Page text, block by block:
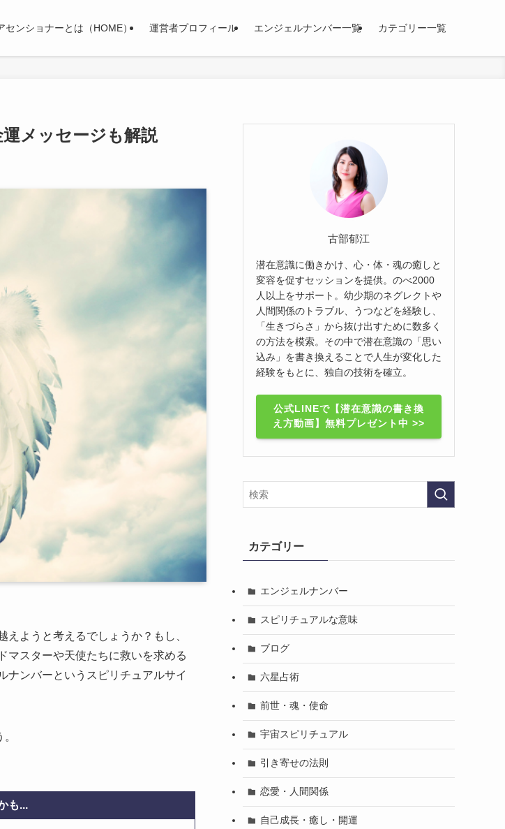
センショナーとは（HOME） 運営者プロフィール エンジェルナンバー一覧 カテゴリー一覧
メッセージも解説
ようと考えるでしょうか？もし、
マスターや天使たちに救いを求める
ナンバーというスピリチュアルサイ
も...
古部郁江
潜在意識に働きかけ、心・体・魂の癒しと
変容を促すセッションを提供。のべ2000
人以上をサポート。幼少期のネグレクトや
人間関係のトラブル、うつなどを経験し、
「生きづらさ」から抜け出すために数多く
の方法を模索。その中で潜在意識の「思い
込み」を書き換えることで人生が変化した
経験をもとに、独自の技術を確立。
公式LINEで【潜在意識の書き換
え方動画】無料プレゼント中 >>
カテゴリー
エンジェルナンバー
スピリチュアルな意味
ブログ
六星占術
前世・魂・使命
宇宙スピリチュアル
引き寄せの法則
恋愛・人間関係
自己成長・癒し・開運